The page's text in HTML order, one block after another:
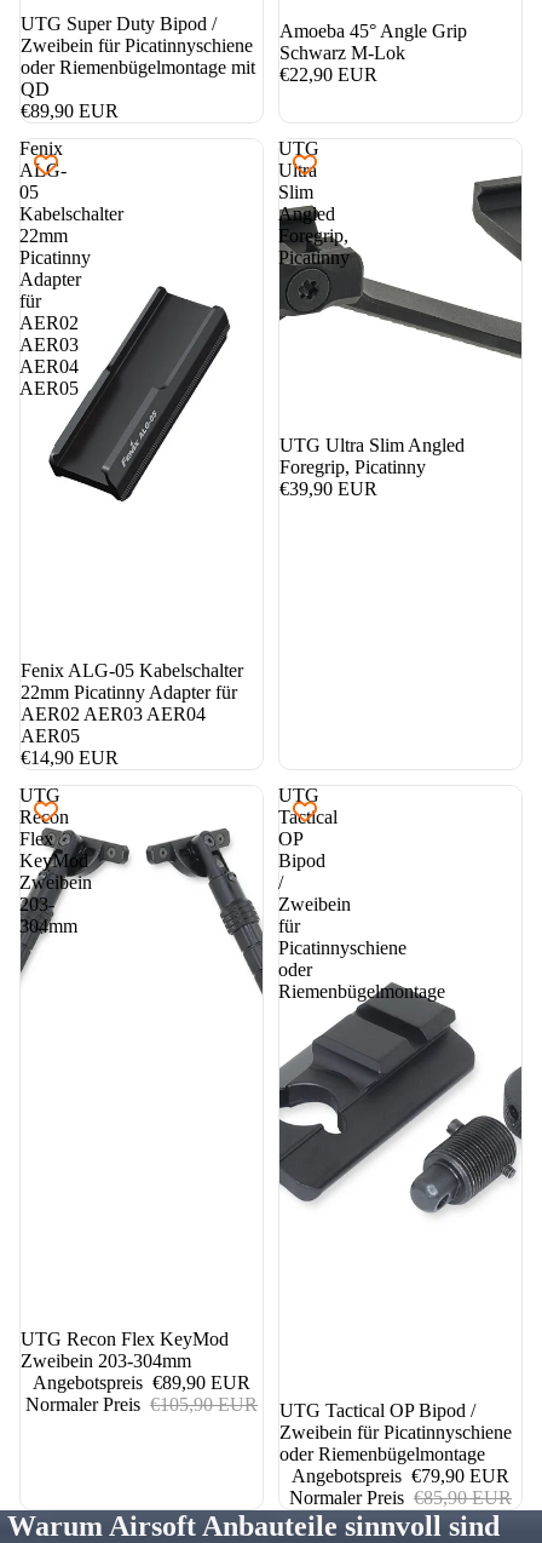
nicht auf Lager
UTG Super Duty Bipod /
Zweibein für Picatinnyschiene
oder Riemenbügelmontage mit
QD
€89,90 EUR
nicht auf Lager
Amoeba 45° Angle Grip
Schwarz M-Lok
€22,90 EUR
Fenix
ALG-
05
Kabelschalter
22mm
Picatinny
Adapter
für
AER02
AER03
AER04
AER05
Fenix ALG-05 Kabelschalter
22mm Picatinny Adapter für
AER02 AER03 AER04
AER05
€14,90 EUR
UTG
Ultra
Slim
Angled
Foregrip,
Picatinny
UTG Ultra Slim Angled
Foregrip, Picatinny
€39,90 EUR
UTG
Recon
Flex
KeyMod
Zweibein
203-
304mm
15%
UTG Recon Flex KeyMod
Zweibein 203-304mm
Angebotspreis €89,90 EUR
Normaler Preis €105,90 EUR
UTG
Tactical
OP
Bipod
/
Zweibein
für
Picatinnyschiene
oder
Riemenbügelmontage
nicht auf Lager
UTG Tactical OP Bipod /
Zweibein für Picatinnyschiene
oder Riemenbügelmontage
Angebotspreis €79,90 EUR
Normaler Preis €85,90 EUR
Warum Airsoft Anbauteile sinnvoll sind